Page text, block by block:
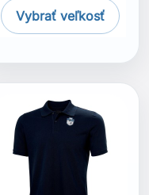
Vybrať veľkosť